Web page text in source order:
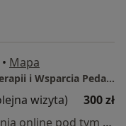
• Mapa
PRZEBUDZENIE Centrum Psychoterapii i Wsparcia Pedagogicznego
wizyta)
300 zł
Specjalista nie oferuje umawiania online pod tym adresem.